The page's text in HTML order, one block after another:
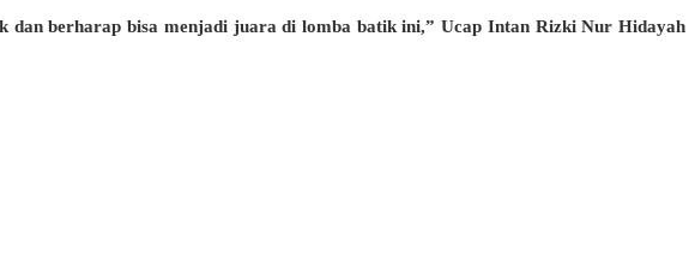
dan berharap bisa menjadi juara di lomba batik ini,” Ucap Intan Rizki Nur Hidayah